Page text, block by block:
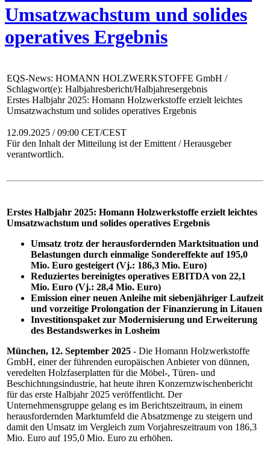
Umsatzwachstum und solides
operatives Ergebnis
EQS-News: HOMANN HOLZWERKSTOFFE GmbH /
Schlagwort(e): Halbjahresbericht/Halbjahresergebnis
Erstes Halbjahr 2025: Homann Holzwerkstoffe erzielt leichtes
Umsatzwachstum und solides operatives Ergebnis
12.09.2025 / 09:00 CET/CEST
Für den Inhalt der Mitteilung ist der Emittent / Herausgeber
verantwortlich.
Erstes Halbjahr 2025: Homann Holzwerkstoffe erzielt leichtes
Umsatzwachstum und solides operatives Ergebnis
Umsatz trotz der herausfordernden Marktsituation und
Belastungen durch einmalige Sondereffekte auf 195,0
Mio. Euro gesteigert (Vj.: 186,3 Mio. Euro)
Reduziertes bereinigtes operatives EBITDA von 22,1
Mio. Euro (Vj.: 28,4 Mio. Euro)
Emission einer neuen Anleihe mit siebenjähriger Laufzeit
und vorzeitige Prolongation der Finanzierung in Litauen
Investitionspaket zur Modernisierung und Erweiterung
des Bestandswerkes in Losheim
München, 12. September 2025 - Die Homann Holzwerkstoffe
GmbH, einer der führenden europäischen Anbieter von dünnen,
veredelten Holzfaserplatten für die Möbel-, Türen- und
Beschichtungsindustrie, hat heute ihren Konzernzwischenbericht
für das erste Halbjahr 2025 veröffentlicht. Der
Unternehmensgruppe gelang es im Berichtszeitraum, in einem
herausfordernden Marktumfeld die Absatzmenge zu steigern und
damit den Umsatz im Vergleich zum Vorjahreszeitraum von 186,3
Mio. Euro auf 195,0 Mio. Euro zu erhöhen.